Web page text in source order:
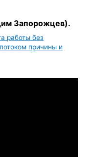
Запорожцев).
работы без
причины и